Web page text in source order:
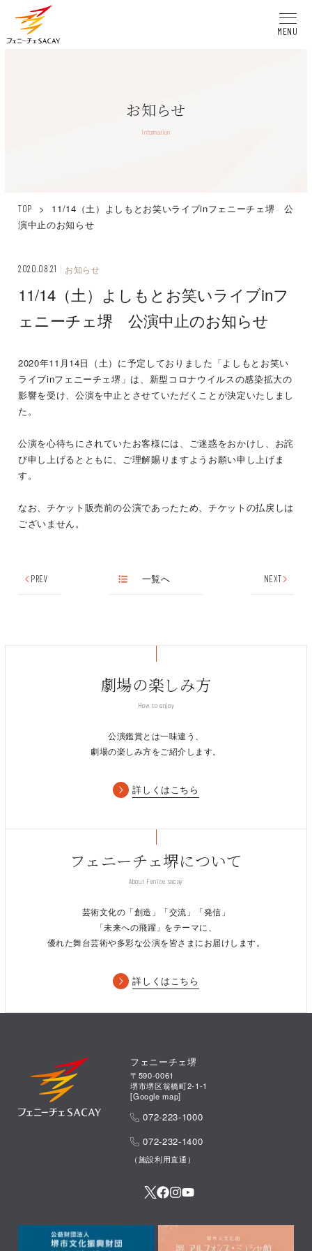
MENU
お知らせ
Information
TOP >
11/14（土）よしもとお笑いライブinフェニーチェ堺 公
演中止のお知らせ
2020.08.21 お知らせ
11/14（土）よしもとお笑いライブinフ
ェニーチェ堺 公演中止のお知らせ
2020年11月14日（土）に予定しておりました「よしもとお笑い
ライブinフェニーチェ堺」は、新型コロナウイルスの感染拡大の
影響を受け、公演を中止とさせていただくことが決定いたしまし
た。
公演を心待ちにされていたお客様には、ご迷惑をおかけし、お詫
び申し上げるとともに、ご理解賜りますようお願い申し上げま
す。
なお、チケット販売前の公演であったため、チケットの払戻しは
ございません。
PREV 一覧へ NEXT
劇場の楽しみ方
How to enjoy
公演鑑賞とは一味違う、
劇場の楽しみ方をご紹介します。
詳しくはこちら
フェニーチェ堺について
About Fenice sacay
芸術文化の「創造」「交流」「発信」
「未来への飛躍」をテーマに、
優れた舞台芸術や多彩な公演を皆さまにお届けします。
詳しくはこちら
フェニーチェ堺
〒590-0061
堺市堺区翁橋町2-1-1
[Google map]
072-223-1000
072-232-1400
（施設利用直通）